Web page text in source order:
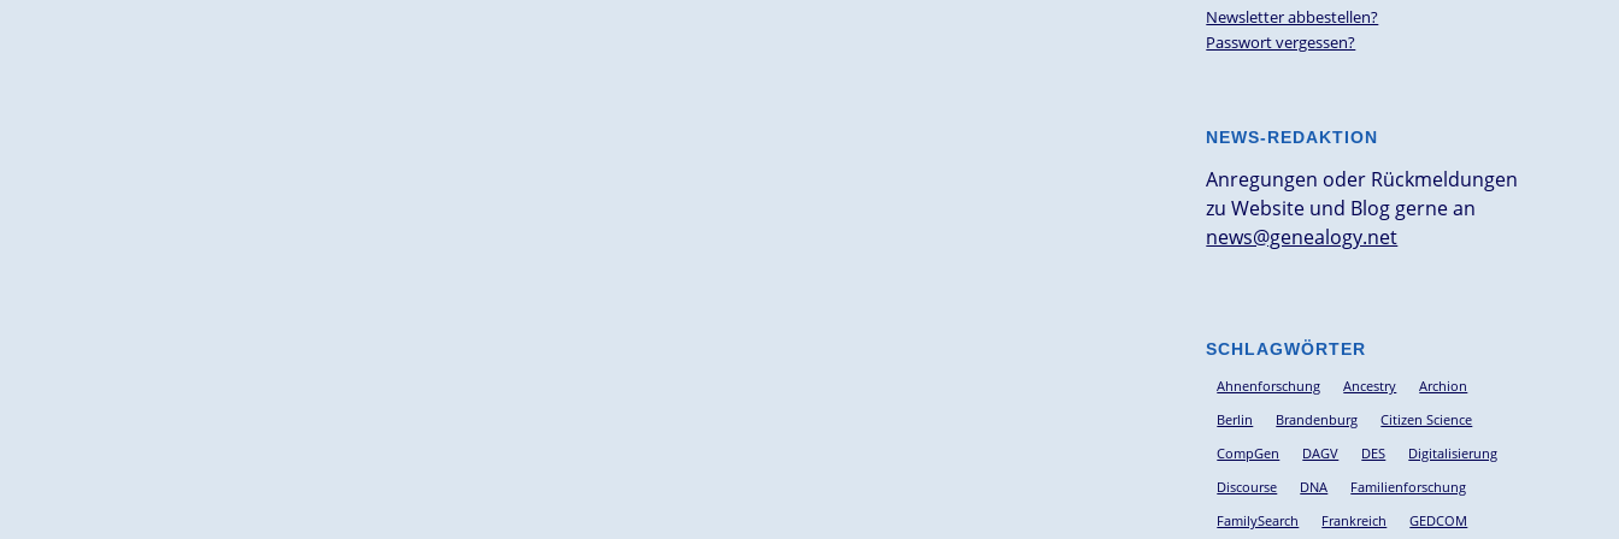
Newsletter abbestellen?
Passwort vergessen?
NEWS-REDAKTION
Anregungen oder Rückmeldungen
zu Website und Blog gerne an
news@genealogy.net
SCHLAGWÖRTER
Ahnenforschung Ancestry
Archion
Berlin
Brandenburg
Citizen Science
CompGen
DAGV DES
Digitalisierung
Discourse
DNA
Familienforschung
FamilySearch
Frankreich GEDCOM